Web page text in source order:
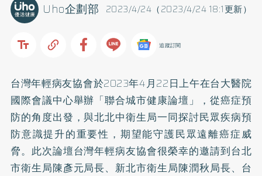
2023/4/24（2023/4/24 18:1更新）
Uho企劃部
追蹤訂閱
台灣年輕病友協會於2023年4月22日上午在台大醫院
國際會議中心舉辦「聯合城市健康論壇」，從癌症預
防的角度出發，與北北中衛生局一同探討民眾疾病預
防意識提升的重要性，期望能守護民眾遠離癌症威
脅。此次論壇台灣年輕病友協會很榮幸的邀請到台北
市衛生局陳彥元局長、新北市衛生局陳潤秋局長、台